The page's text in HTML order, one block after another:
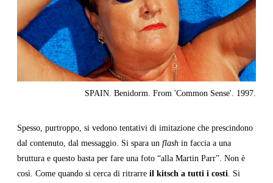
SPAIN. Benidorm. From 'Common Sense'. 1997.
Spesso, purtroppo, si vedono tentativi di imitazione che prescindono
dal contenuto, dal messaggio. Si spara unflash in faccia a una
bruttura e questo basta per fare una foto “alla Martin Parr”. Non è
così. Come quando si cerca di ritrarreil kitsch a tutti i costi . Si